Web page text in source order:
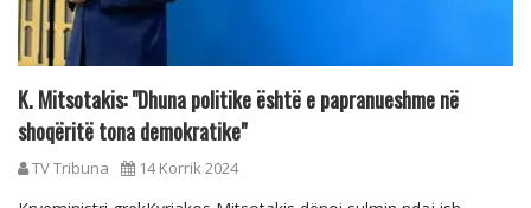
K. Mitsotakis: "Dhuna politike është e papranueshme në
shoqëritë tona demokratike"
TV Tribuna 14 Korrik 2024